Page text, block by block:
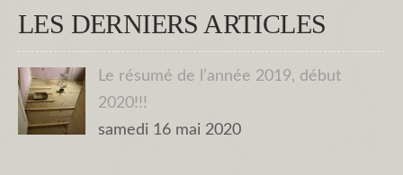
LES DERNIERS ARTICLES
Le résumé de l’année 2019, début
2020!!!
samedi 16 mai 2020